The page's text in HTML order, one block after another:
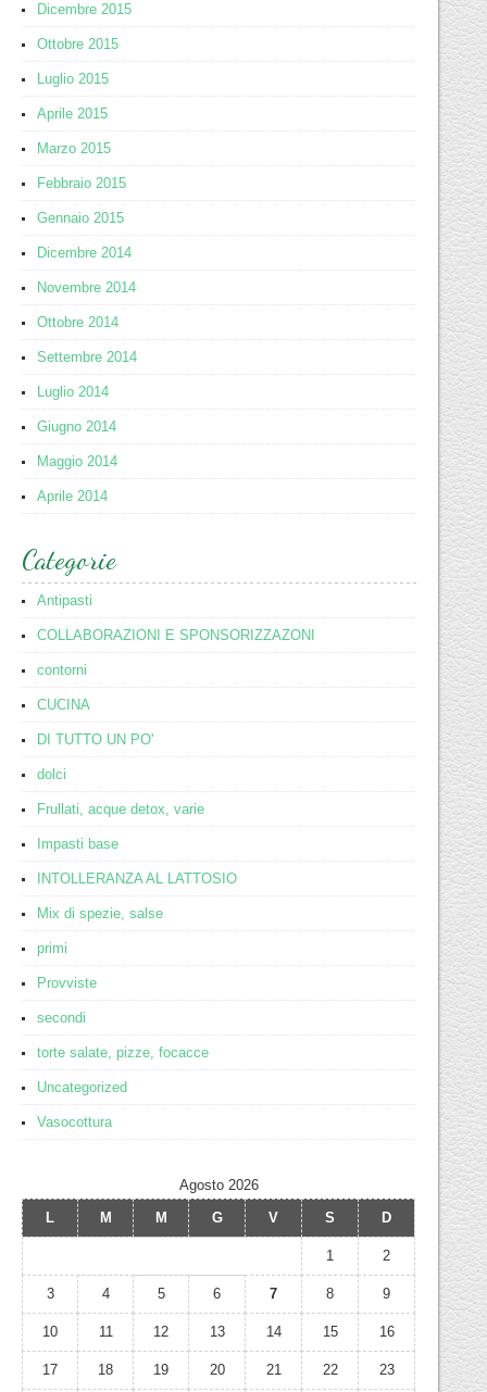
Dicembre 2015
Ottobre 2015
Luglio 2015
Aprile 2015
Marzo 2015
Febbraio 2015
Gennaio 2015
Dicembre 2014
Novembre 2014
Ottobre 2014
Settembre 2014
Luglio 2014
Giugno 2014
Maggio 2014
Aprile 2014
Categorie
Antipasti
COLLABORAZIONI E SPONSORIZZAZONI
contorni
CUCINA
DI TUTTO UN PO'
dolci
Frullati, acque detox, varie
Impasti base
INTOLLERANZA AL LATTOSIO
Mix di spezie, salse
primi
Provviste
secondi
torte salate, pizze, focacce
Uncategorized
Vasocottura
Agosto 2026
L
M M G V S D
1 2
3 4 5 6 7 8 9
10 11 12 13 14 15 16
17 18 19 20 21 22 23